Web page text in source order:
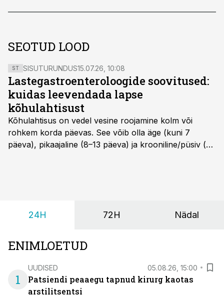
SEOTUD LOOD
ST SISUTURUNDUS15.07.26, 10:08
Lastegastroenteroloogide soovitused:
kuidas leevendada lapse
kõhulahtisust
Kõhulahtisus on vedel vesine roojamine kolm või
rohkem korda päevas. See võib olla äge (kuni 7
päeva), pikaajaline (8–13 päeva) ja krooniline/püsiv (>
24H 72H Nädal
ENIMLOETUD
1
UUDISED 05.08.26, 15:00
Patsiendi peaaegu tapnud kirurg kaotas
arstilitsentsi